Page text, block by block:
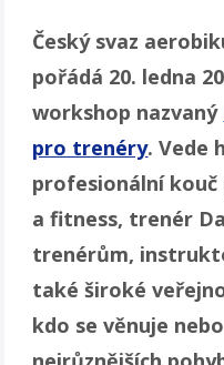
Český svaz
pořádá 20. ledna
workshop nazvaný
pro trenéry. Vede
profesionální
a fitness, trenér
trenérům,
také široké
kdo se věnuje